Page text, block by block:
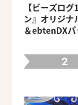
【ビーズロ
ン』オリジナ
＆ebtenDXパ
2